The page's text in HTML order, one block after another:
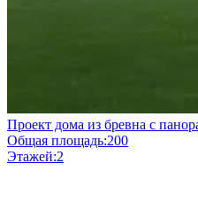
Проект дома из бревна с
Общая площадь:200
Этажей:2